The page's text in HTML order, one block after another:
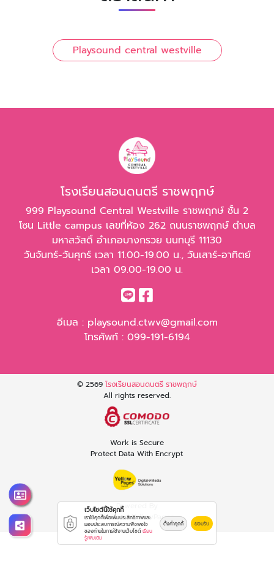
Playsound central westville
โรงเรียนสอนดนตรี ราชพฤกษ์
999 Playsound Central Westville ราชพฤกษ์ ชั้น 2
โซน Little campus เลขที่ห้อง 262 ถนนราชพฤกษ์ ตำบล
มหาสวัสดิ์ อำเภอบางกรวย นนทบุรี 11130
วันจันทร์-วันศุกร์ เวลา 11.00-19.00 น., วันเสาร์-อาทิตย์
เวลา 09.00-19.00 น.
อีเมล : playsound.ctwv@gmail.com
โทรศัพท์ : 099-191-6194
© 2569 โรงเรียนสอนดนตรี ราชพฤกษ์
All rights reserved.
Work is Secure
Protect Data With Encrypt
Powered By
Thailand YellowPages
เว็บไซต์นี้ใช้คุกกี้
เราใช้คุกกี้เพื่อเพิ่มประสิทธิภาพและ
มอบประสบการณ์ความพึงพอใจ
ของท่านในการใช้งานเว็บไซต์ เรียน
รู้เพิ่มเติม
ตั้งค่าคุกกี้ ยอมรับ